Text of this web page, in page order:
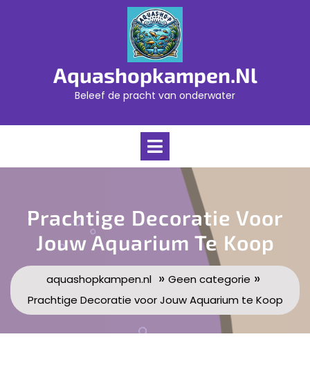
Aquashopkampen.nl
Beleef de pracht van onderwater
Open
Prachtige Decoratie Voor
Jouw Aquarium Te Koop
aquashopkampen.nl » Geen categorie »
Prachtige Decoratie voor Jouw Aquarium te Koop